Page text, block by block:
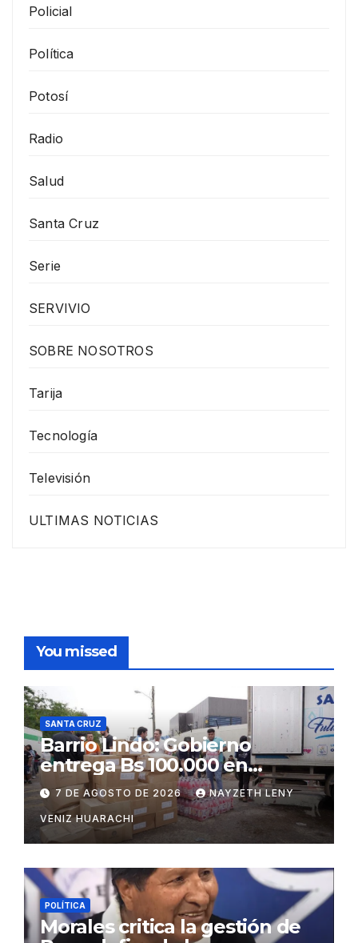
Policial
Política
Potosí
Radio
Salud
Santa Cruz
Serie
SERVIVIO
SOBRE NOSOTROS
Tarija
Tecnología
Televisión
ULTIMAS NOTICIAS
You missed
SANTA CRUZ
Barrio Lindo: Gobierno
entrega Bs 100.000 en
insumos para afectados
7 DE AGOSTO DE 2026 NAYZETH LENY
VENIZ HUARACHI
POLÍTICA
Morales critica la gestión de